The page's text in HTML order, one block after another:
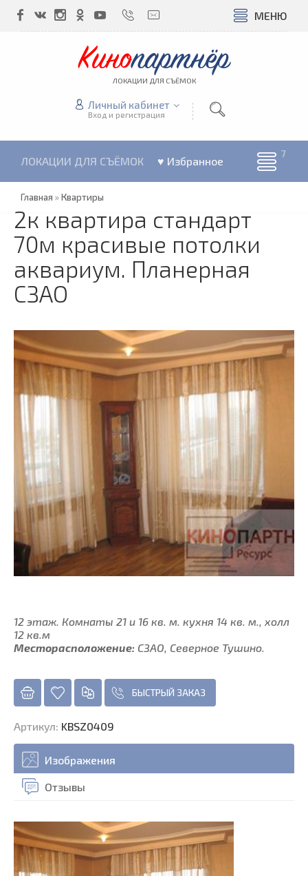
МЕНЮ
Кинопартнёр
ЛОКАЦИИ ДЛЯ СЪЁМОК
Личный кабинет
Вход и регистрация
ЛОКАЦИИ ДЛЯ СЪЁМОК ♥ Избранное
Главная »Квартиры
2к квартира стандарт
70м красивые потолки
аквариум. Планерная
СЗАО
12 этаж. Комнаты 21 и 16 кв. м. кухня 14 кв. м., холл
12 кв.м
Месторасположение: СЗАО, Северное Тушино.
БЫСТРЫЙ ЗАКАЗ
Артикул: KBSZ0409
Изображения
Отзывы